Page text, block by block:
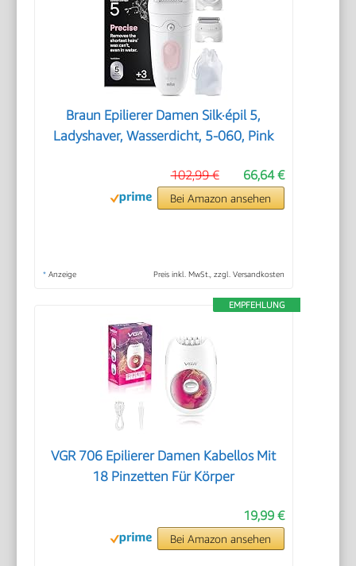
Braun Epilierer Damen Silk·épil 5,
Ladyshaver, Wasserdicht, 5-060, Pink
66,64 €
102,99 €
Bei Amazon ansehen
* Anzeige Preis inkl. MwSt., zzgl. Versandkosten
EMPFEHLUNG
VGR 706 Epilierer Damen Kabellos Mit
18 Pinzetten Für Körper
19,99 €
Bei Amazon ansehen